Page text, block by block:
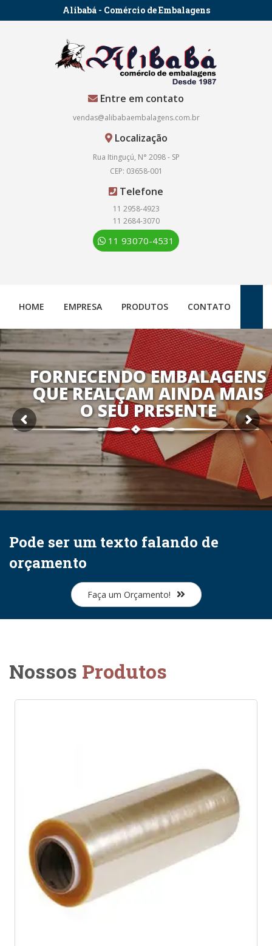
Alibabá - Comércio de Embalagens
Entre em contato
vendas@alibabaembalagens.com.br
Localização
Rua Itinguçú, N° 2098 - SP
CEP: 03658-001
Telefone
11 2958-4923
11 2684-3070
11 93070-4531
HOME EMPRESA PRODUTOS CONTATO
FORNECENDO EMBALAGENS
QUE REALÇAM AINDA MAIS
O SEU PRESENTE
Pode ser um texto falando de
orçamento
Faça um Orçamento!
Nossos Produtos